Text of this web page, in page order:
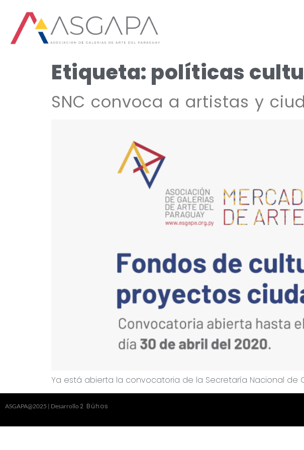
Etiqueta: políticas
SNC convoca a artistas y
Ya está abierta la convocatoria de la Secretaría Nacional de
ASGAPA@2025 | Desarrollo 2 Búhos